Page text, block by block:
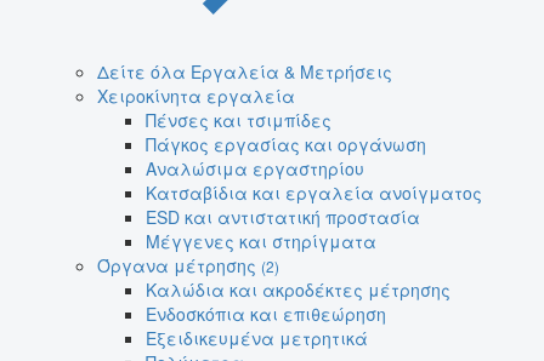
Δείτε όλα Εργαλεία & Μετρήσεις
Χειροκίνητα εργαλεία
Πένσες και τσιμπίδες
Πάγκος εργασίας και οργάνωση
Αναλώσιμα εργαστηρίου
Κατσαβίδια και εργαλεία ανοίγματος
ESD και αντιστατική προστασία
Μέγγενες και στηρίγματα
Όργανα μέτρησης (2)
Καλώδια και ακροδέκτες μέτρησης
Ενδοσκόπια και επιθεώρηση
Εξειδικευμένα μετρητικά